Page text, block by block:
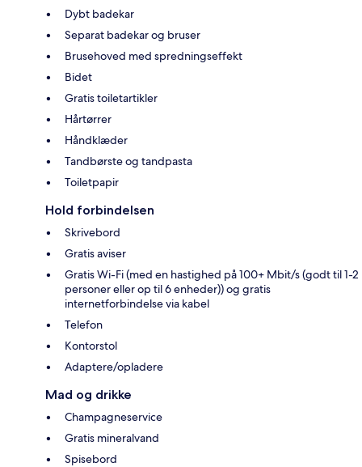
Dybt badekar
Separat badekar og bruser
Brusehoved med spredningseffekt
Bidet
Gratis toiletartikler
Hårtørrer
Håndklæder
Tandbørste og tandpasta
Toiletpapir
Hold forbindelsen
Skrivebord
Gratis aviser
Gratis Wi-Fi (med en hastighed på 100+ Mbit/s (godt til 1-2
personer eller op til 6 enheder)) og gratis
internetforbindelse via kabel
Telefon
Kontorstol
Adaptere/opladere
Mad og drikke
Champagneservice
Gratis mineralvand
Spisebord